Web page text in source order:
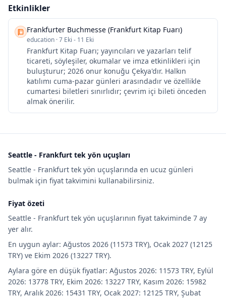
Etkinlikler
Frankfurter Buchmesse (Frankfurt Kitap Fuarı)
education ·7 Eki - 11 Eki
Frankfurt Kitap Fuarı; yayıncıları ve yazarları telif
ticareti, söyleşiler, okumalar ve imza etkinlikleri için
buluşturur; 2026 onur konuğu Çekya'dır. Halkın
katılımı cuma-pazar günleri arasındadır ve özellikle
cumartesi biletleri sınırlıdır; çevrim içi bileti önceden
almak önerilir.
Seattle - Frankfurt tek yön uçuşları
Seattle - Frankfurt tek yön uçuşlarında en ucuz günleri
bulmak için fiyat takvimini kullanabilirsiniz.
Fiyat özeti
Seattle - Frankfurt tek yön uçuşlarının fiyat takviminde 7 ay
yer alır.
En uygun aylar: Ağustos 2026 (11573 TRY), Ocak 2027 (12125
TRY) ve Ekim 2026 (13227 TRY).
Aylara göre en düşük fiyatlar: Ağustos 2026: 11573 TRY, Eylül
2026: 13778 TRY, Ekim 2026: 13227 TRY, Kasım 2026: 15982
TRY, Aralık 2026: 15431 TRY, Ocak 2027: 12125 TRY, Şubat